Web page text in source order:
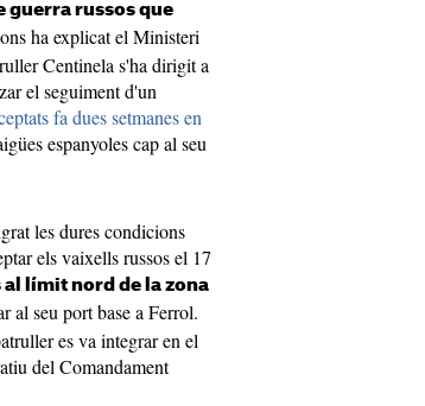
guerra russos que
ha explicat el Ministeri
Centinela s'ha dirigit a
el seguiment d'un
fa dues setmanes en
espanyoles cap al seu
les dures condicions
els vaixells russos el 17
al límit nord de la zona
al seu port base a Ferrol.
es va integrar en el
del Comandament